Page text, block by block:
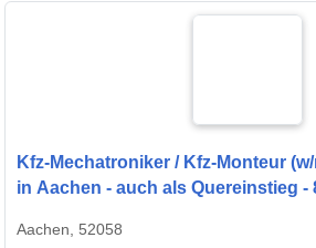
Kfz-Mechatroniker / Kfz-Monteur
in Aachen - auch als Quereinstieg -
Aachen, 52058